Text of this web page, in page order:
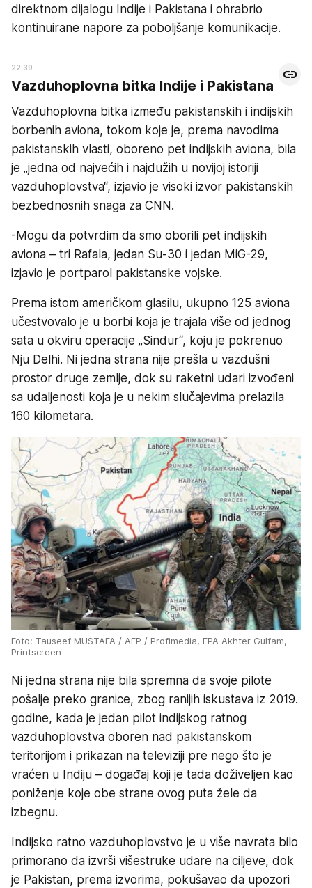
direktnom dijalogu Indije i Pakistana i ohrabrio
kontinuirane napore za poboljšanje komunikacije.
22:39
Vazduhoplovna bitka Indije i Pakistana
Vazduhoplovna bitka između pakistanskih i indijskih
borbenih aviona, tokom koje je, prema navodima
pakistanskih vlasti, oboreno pet indijskih aviona, bila
je „jedna od najvećih i najdužih u novijoj istoriji
vazduhoplovstva“, izjavio je visoki izvor pakistanskih
bezbednosnih snaga za CNN.
-Mogu da potvrdim da smo oborili pet indijskih
aviona – tri Rafala, jedan Su-30 i jedan MiG-29,
izjavio je portparol pakistanske vojske.
Prema istom američkom glasilu, ukupno 125 aviona
učestvovalo je u borbi koja je trajala više od jednog
sata u okviru operacije „Sindur“, koju je pokrenuo
Nju Delhi. Ni jedna strana nije prešla u vazdušni
prostor druge zemlje, dok su raketni udari izvođeni
sa udaljenosti koja je u nekim slučajevima prelazila
160 kilometara.
Foto: Tauseef MUSTAFA / AFP / Profimedia, EPA Akhter Gulfam,
Printscreen
Ni jedna strana nije bila spremna da svoje pilote
pošalje preko granice, zbog ranijih iskustava iz 2019.
godine, kada je jedan pilot indijskog ratnog
vazduhoplovstva oboren nad pakistanskom
teritorijom i prikazan na televiziji pre nego što je
vraćen u Indiju – događaj koji je tada doživeljen kao
poniženje koje obe strane ovog puta žele da
izbegnu.
Indijsko ratno vazduhoplovstvo je u više navrata bilo
primorano da izvrši višestruke udare na ciljeve, dok
je Pakistan, prema izvorima, pokušavao da upozori